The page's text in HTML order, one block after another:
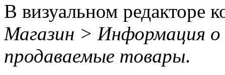
В визуальном редакторе
Магазин > Информация
продаваемые товары.